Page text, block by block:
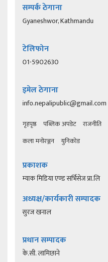
सम्पर्क ठेगाना
Gyaneshwor, Kathmandu
टेलिफोन
01-5902630
इमेल ठेगाना
info.nepalipublic@gmail.com
गृहपृष्ठ पब्लिक अपडेट राजनीति
कला मनोरञ्जन
युनिकोड
प्रकाशक
म्याक मिडिया एण्ड सर्भिसेज प्रा.लि
अध्यक्ष/कार्यकारी सम्पादक
सुरज खनाल
प्रधान सम्पादक
के.सी. लामिछाने